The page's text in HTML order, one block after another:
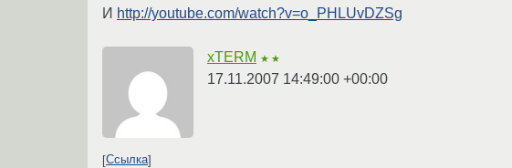
И http://youtube.com/watch?v=o_PHLUvDZSg
xTERM ★★
17.11.2007 14:49:00 +00:00
Ссылка